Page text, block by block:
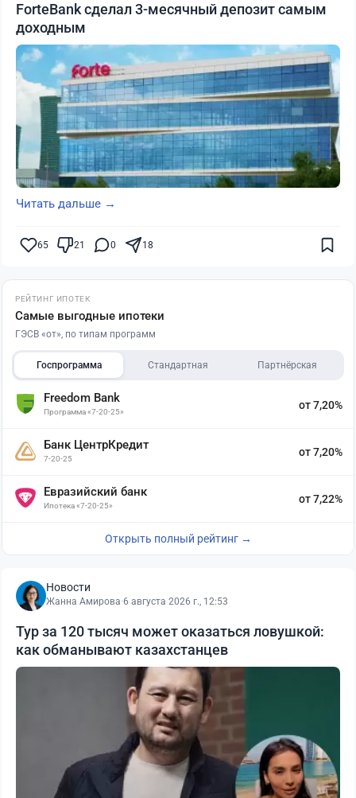
ForteBank сделал 3-месячный депозит самым
доходным
Читать дальше →
65 21 0 18
РЕЙТИНГ ИПОТЕК
Самые выгодные ипотеки
ГЭСВ «от», по типам программ
Госпрограмма Стандартная Партнёрская
Freedom Bank
Программа «7-20-25»
от 7,20%
Банк ЦентрКредит
7-20-25
от 7,20%
Евразийский банк
Ипотека «7-20-25»
от 7,22%
Открыть полный рейтинг →
Новости
Жанна Амирова·6 августа 2026 г., 12:53
Тур за 120 тысяч может оказаться ловушкой:
как обманывают казахстанцев